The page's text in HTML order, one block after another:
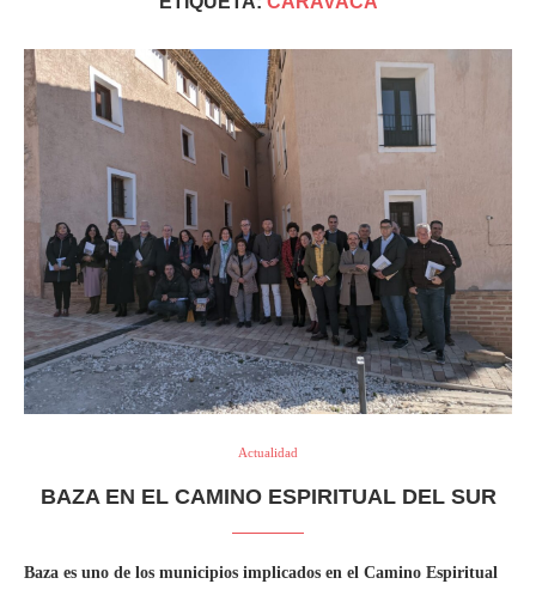
Actualidad
BAZA EN EL CAMINO ESPIRITUAL DEL SUR
Baza es uno de los municipios implicados en el Camino Espiritual